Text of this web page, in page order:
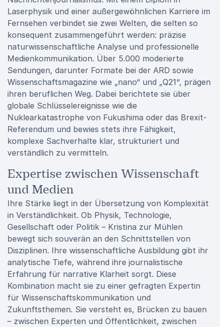
Laserphysik und einer außergewöhnlichen Karriere im
Fernsehen verbindet sie zwei Welten, die selten so
konsequent zusammengeführt werden: präzise
naturwissenschaftliche Analyse und professionelle
Medienkommunikation. Über 5.000 moderierte
Sendungen, darunter Formate bei der ARD sowie
Wissenschaftsmagazine wie „nano“ und „Q21“, prägen
ihren beruflichen Weg. Dabei berichtete sie über
globale Schlüsselereignisse wie die
Nuklearkatastrophe von Fukushima oder das Brexit-
Referendum und bewies stets ihre Fähigkeit,
komplexe Sachverhalte klar, strukturiert und
verständlich zu vermitteln.
Expertise zwischen Wissenschaft
und Medien
Ihre Stärke liegt in der Übersetzung von Komplexität
in Verständlichkeit. Ob Physik, Technologie,
Gesellschaft oder Politik – Kristina zur Mühlen
bewegt sich souverän an den Schnittstellen von
Disziplinen. Ihre wissenschaftliche Ausbildung gibt ihr
analytische Tiefe, während ihre journalistische
Erfahrung für narrative Klarheit sorgt. Diese
Kombination macht sie zu einer gefragten Expertin
für Wissenschaftskommunikation und
Zukunftsthemen. Sie versteht es, Brücken zu bauen
– zwischen Experten und Öffentlichkeit, zwischen